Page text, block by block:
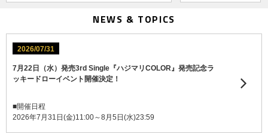
NEWS & TOPICS
2026/07/31
7月22日（水）発売3rd Single『ハジマリCOLOR』発売記念ラ
ッキードローイベント開催決定！
■開催日程
2026年7月31日(金)11:00～8月5日(水)23:59